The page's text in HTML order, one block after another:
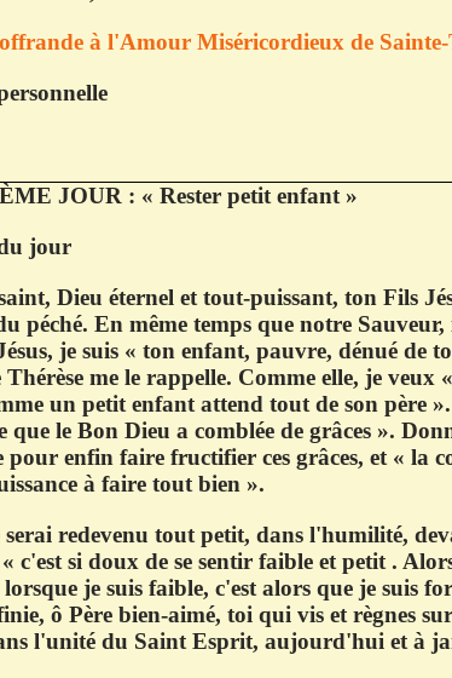
à l'Amour Miséricordieux de Sainte-
JOUR : « Rester petit enfant »
jour
Dieu éternel et tout-puissant, ton Fils
péché. En même temps que notre
je suis « ton enfant, pauvre, dénué de
Thérèse me le rappelle. Comme elle, je
un petit enfant attend tout de son père
que le Bon Dieu a comblée de grâces ».
pour enfin faire fructifier ces grâces, et « la
à faire tout bien ».
redevenu tout petit, dans l'humilité,
c'est si doux de se sentir faible et petit .
je suis faible, c'est alors que je suis
ô Père bien-aimé, toi qui vis et règnes
l'unité du Saint Esprit, aujourd'hui et à